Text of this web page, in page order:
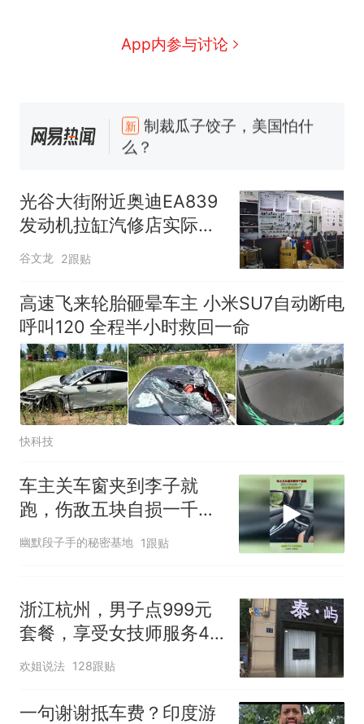
App内参与讨论
人生
新 制裁瓜子饺子，美国怕什
么？
号，仅凭视频评出？中国烹饪
协会回应
男子上山采菌偶然发现鸡枞菌
窝，原地守1天等它长大：挖了
美国渔民钓获鲨鱼徒手将其拽
来源：参考消息）
笔试第一被第二名传话劝弃考
官方通报
热 那个在床头放菜刀的女孩，
因老师一句“跟我回家”改写了
人生
光谷大街附近奥迪EA839
发动机拉缸汽修店实际维
修效果差异
谷文龙 2跟贴
高速飞来轮胎砸晕车主 小米SU7自动断电
呼叫120 全程半小时救回一命
快科技
车主关车窗夹到李子就
跑，伤敌五块自损一千，
吃过最贵的李子！
幽默段子手的秘密基地 1跟贴
浙江杭州，男子点999元
套餐，享受女技师服务4
小时后翻窗逃跑
欢姐说法 128跟贴
一句谢谢抵车费？印度游